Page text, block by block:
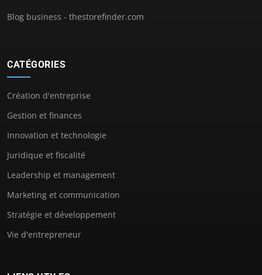
Blog business - thestorefinder.com
CATÉGORIES
Création d'entreprise
Gestion et finances
Innovation et technologie
Juridique et fiscalité
Leadership et management
Marketing et communication
Stratégie et développement
Vie d'entrepreneur